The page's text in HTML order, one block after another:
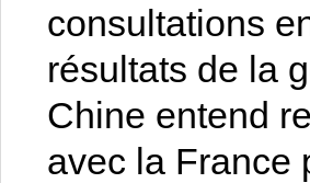
consultations
résultats de la
Chine entend
avec la France